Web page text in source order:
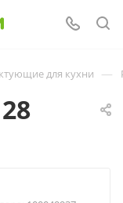
для кухни —